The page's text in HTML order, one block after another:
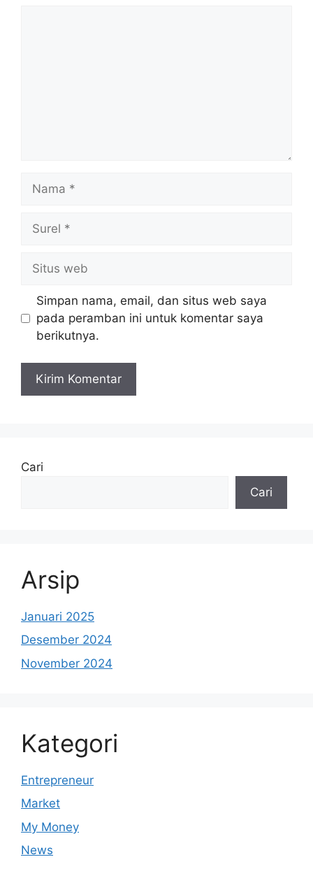
Nama
Surel
Situs
web
Simpan nama, email, dan situs web saya
pada peramban ini untuk komentar saya
berikutnya.
Cari
Cari
Arsip
Januari 2025
Desember 2024
November 2024
Kategori
Entrepreneur
Market
My Money
News